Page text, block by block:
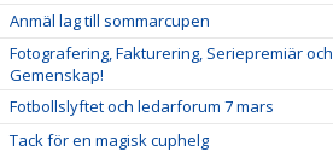
Anmäl lag till sommarcupen
Fotografering, Fakturering, Seriepremiär och
Gemenskap!
Fotbollslyftet och ledarforum 7 mars
Tack för en magisk cuphelg